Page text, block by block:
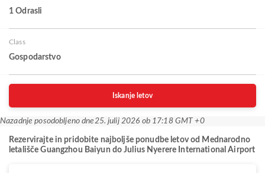
1 Odrasli
Class
Gospodarstvo
Iskanje letov
Nazadnje posodobljeno dne25. julij 2026 ob 17:18 GMT +0
Rezervirajte in pridobite najboljše ponudbe letov od Mednarodno
letališče Guangzhou Baiyun do Julius Nyerere International Airport